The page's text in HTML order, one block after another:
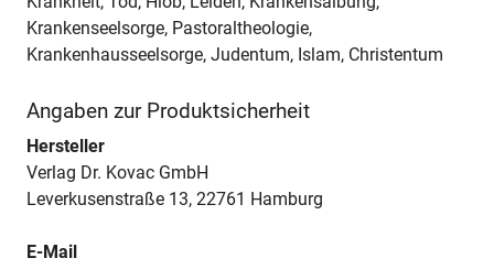
Krankenseelsorge, Pastoraltheologie,
Krankenhausseelsorge, Judentum, Islam, Christentum
Angaben zur Produktsicherheit
Hersteller
Verlag Dr. Kovac GmbH
Leverkusenstraße 13, 22761 Hamburg
E-Mail